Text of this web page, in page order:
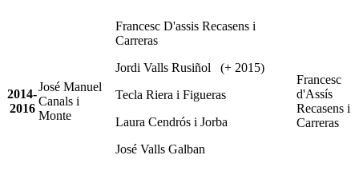
2014-
2016
José Manuel
Canals i
Monte
Francesc D'assis Recasens i
Carreras
Jordi Valls Rusiñol (+ 2015)
Tecla Riera i Figueras
Laura Cendrós i Jorba
José Valls Galban
Francesc
d'Assís
Recasens i
Carreras